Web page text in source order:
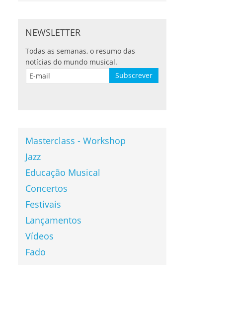
NEWSLETTER
Todas as semanas, o resumo das
notícias do mundo musical.
Masterclass - Workshop
Jazz
Educação Musical
Concertos
Festivais
Lançamentos
Vídeos
Fado